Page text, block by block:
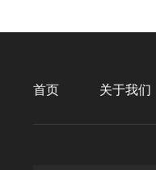
首页 关于我们